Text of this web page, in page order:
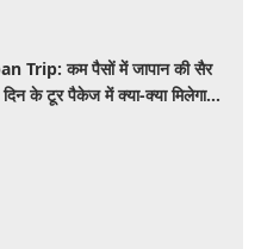
Trip: कम पैसों में जापान की सैर
के टूर पैकेज में क्या-क्या मिलेगा?